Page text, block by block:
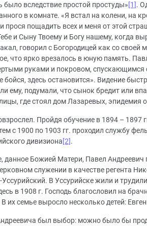
было вследствие простой простуды» [1] .
в комнате. «Я встал на колени, на
прося пощадить всех и меня от этой
и Сыну Твоему и Богу нашему, когда
говорил с Богородицей как со
что ярко врезалось в юную память.
руками и покровом, спускающимся
бойся, здесь остановится». Видение
ему, подумали, что сынок бредит или
где стоял дом Лазаревых, эпидемия
Пройдя обучение в 1894 – 1897
с 1900 по 1903 гг. проходил службу
дивизиона[2].
данное Божией Матери, Павел
служении в качестве регента
В Уссурийске жили и
в 1908 г. Господь благословил на
их семье выросло несколько детей:
был выбор: можно было бы